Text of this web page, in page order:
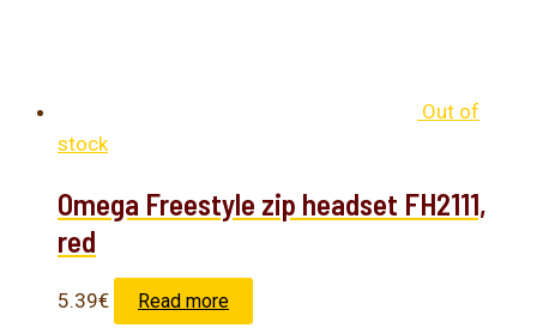
Out of
stock
Omega Freestyle zip headset FH2111,
red
5.39€ Read more